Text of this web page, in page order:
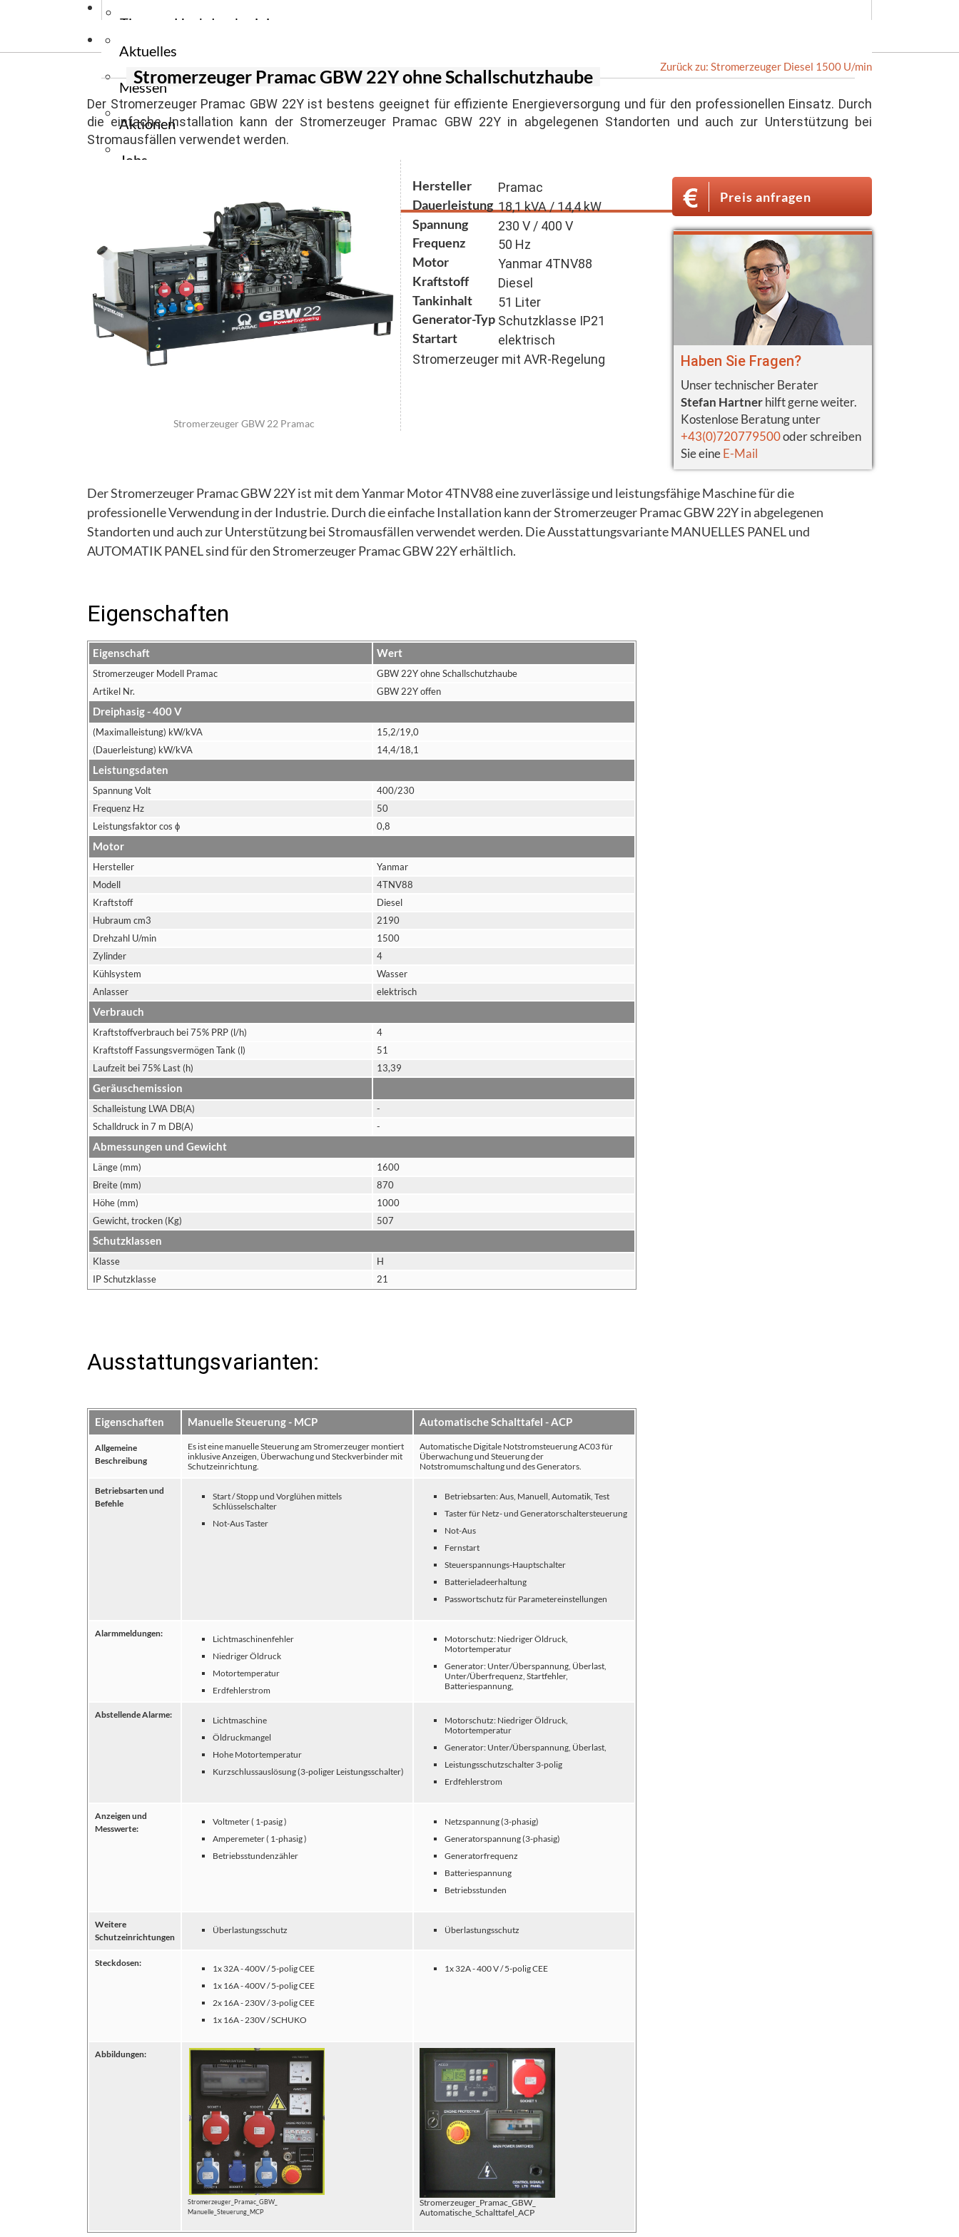
Tipps zu Hochdruckreiniger
Tipps zu Reinigungsmaschinen
Tipps zu Flurfördergeräte
Tipps zu Unkrautbekämpfung
Aktuelles
Messen
Aktionen
Jobs
Zurück zu: Stromerzeuger Diesel 1500 U/min
Stromerzeuger Pramac GBW 22Y ohne Schallschutzhaube
Der Stromerzeuger Pramac GBW 22Y ist bestens geeignet für effiziente Energieversorgung und für den professionellen Einsatz. Durch
die einfache Installation kann der Stromerzeuger Pramac GBW 22Y in abgelegenen Standorten und auch zur Unterstützung bei
Stromausfällen verwendet werden.
Stromerzeuger GBW 22 Pramac
Hersteller Pramac
Dauerleistung 18,1 kVA / 14,4 kW
Spannung 230 V / 400 V
Frequenz 50 Hz
Motor Yanmar 4TNV88
Kraftstoff Diesel
Tankinhalt 51 Liter
Generator-Typ Schutzklasse IP21
Startart
elektrisch
Stromerzeuger mit AVR-Regelung
Preis anfragen
Haben Sie Fragen?
Unser technischer Berater
Stefan Hartnerhilft gerne weiter.
Kostenlose Beratung unter
+43(0)720779500oder schreiben
Sie eineE-Mail
Der Stromerzeuger Pramac GBW 22Y ist mit dem Yanmar Motor 4TNV88 eine zuverlässige und leistungsfähige Maschine für die
professionelle Verwendung in der Industrie. Durch die einfache Installation kann der Stromerzeuger Pramac GBW 22Y in abgelegenen
Standorten und auch zur Unterstützung bei Stromausfällen verwendet werden. Die Ausstattungsvariante MANUELLES PANEL und
AUTOMATIK PANEL sind für den Stromerzeuger Pramac GBW 22Y erhältlich.
Eigenschaften
Eigenschaft Wert
Stromerzeuger Modell Pramac
GBW 22Y ohne Schallschutzhaube
Artikel Nr.
GBW 22Y offen
Dreiphasig - 400 V
(Maximalleistung) kW/kVA
15,2/19,0
(Dauerleistung) kW/kVA
14,4/18,1
Leistungsdaten
Spannung Volt
400/230
Frequenz Hz
50
Leistungsfaktor cos ϕ
0,8
Motor
Hersteller
Yanmar
Modell
4TNV88
Kraftstoff
Diesel
Hubraum cm3
2190
Drehzahl U/min
1500
Zylinder
4
Kühlsystem
Wasser
Anlasser
elektrisch
Verbrauch
Kraftstoffverbrauch bei 75% PRP (l/h)
4
Kraftstoff Fassungsvermögen Tank (l)
51
Laufzeit bei 75% Last (h)
13,39
Geräuschemission
Schalleistung LWA DB(A)
-
Schalldruck in 7 m DB(A)
-
Abmessungen und Gewicht
Länge (mm)
1600
Breite (mm)
870
Höhe (mm)
1000
Gewicht, trocken (Kg)
507
Schutzklassen
Klasse
H
IP Schutzklasse
21
Ausstattungsvarianten:
Eigenschaften Manuelle Steuerung - MCP Automatische Schalttafel - ACP
Allgemeine
Beschreibung
Es ist eine manuelle Steuerung am Stromerzeuger montiert
inklusive Anzeigen, Überwachung und Steckverbinder mit
Schutzeinrichtung.
Automatische Digitale Notstromsteuerung AC03 für
Überwachung und Steuerung der
Notstromumschaltung und des Generators.
Betriebsarten und
Befehle
Start / Stopp und Vorglühen mittels
Schlüsselschalter
Not-Aus Taster
Betriebsarten: Aus, Manuell, Automatik, Test
Taster für Netz- und Generatorschaltersteuerung
Not-Aus
Fernstart
Steuerspannungs-Hauptschalter
Batterieladeerhaltung
Passwortschutz für Parametereinstellungen
Alarmmeldungen:
Lichtmaschinenfehler
Niedriger Öldruck
Motortemperatur
Erdfehlerstrom
Motorschutz: Niedriger Öldruck,
Motortemperatur
Generator: Unter/Überspannung, Überlast,
Unter/Überfrequenz, Startfehler,
Batteriespannung,
Abstellende Alarme:
Lichtmaschine
Öldruckmangel
Hohe Motortemperatur
Kurzschlussauslösung (3-poliger Leistungsschalter)
Motorschutz: Niedriger Öldruck,
Motortemperatur
Generator: Unter/Überspannung, Überlast,
Leistungsschutzschalter 3-polig
Erdfehlerstrom
Anzeigen und
Messwerte:
Voltmeter ( 1-pasig )
Amperemeter ( 1-phasig )
Betriebsstundenzähler
Netzspannung (3-phasig)
Generatorspannung (3-phasig)
Generatorfrequenz
Batteriespannung
Betriebsstunden
Weitere
Schutzeinrichtungen
Überlastungsschutz Überlastungsschutz
Steckdosen:
1x 32A - 400V / 5-polig CEE
1x 16A - 400V / 5-polig CEE
2x 16A - 230V / 3-polig CEE
1x 16A - 230V / SCHUKO
1x 32A - 400 V / 5-polig CEE
Abbildungen:
Stromerzeuger_Pramac_GBW_
Manuelle_Steuerung_MCP
Stromerzeuger_Pramac_GBW_
Automatische_Schalttafel_ACP